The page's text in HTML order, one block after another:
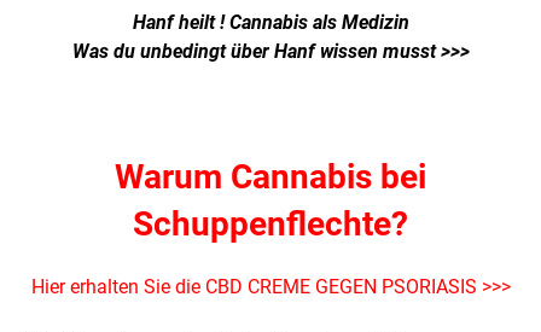
Hanf heilt ! Cannabis als Medizin
Was du unbedingt über Hanf wissen musst >>>
Warum Cannabis bei
Schuppenflechte?
Hier erhalten Sie die CBD CREME GEGEN PSORIASIS >>>